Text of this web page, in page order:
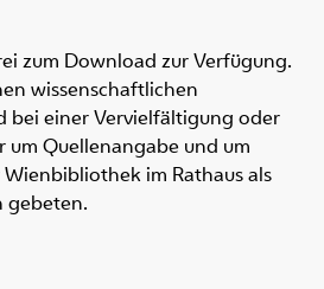
zum Download zur Verfügung.
wissenschaftlichen
bei einer Vervielfältigung oder
um Quellenangabe und um
im Rathaus als
gebeten.